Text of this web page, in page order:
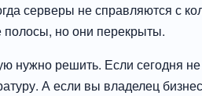
серверы не справляются с
полосы, но они перекрыты.
нужно решить. Если сегодня не
А если вы владелец